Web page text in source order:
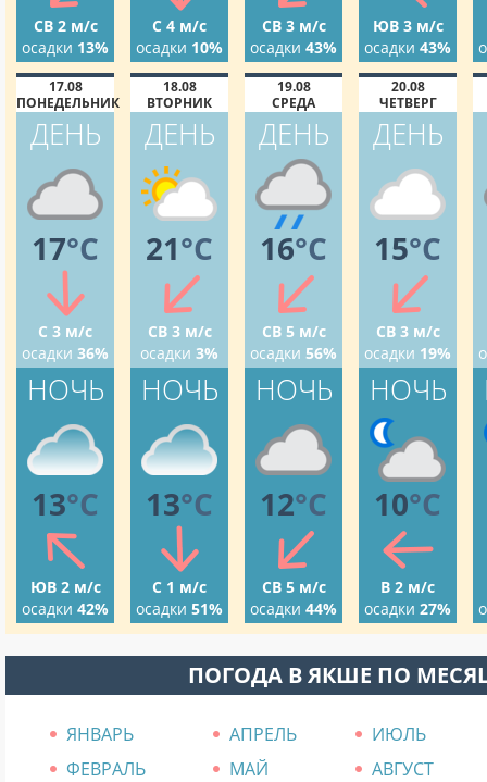
СВ 2 м/с
осадки 13%
С 4 м/с
осадки 10%
СВ 3 м/с
осадки 43%
ЮВ 3 м/с
осадки 43%
17.08
ПОНЕДЕЛЬНИК
ДЕНЬ
17°C
С 3 м/с
осадки 36%
НОЧЬ
13°C
ЮВ 2 м/с
осадки 42%
18.08
ВТОРНИК
ДЕНЬ
21°C
СВ 3 м/с
осадки 3%
НОЧЬ
13°C
С 1 м/с
осадки 51%
19.08
СРЕДА
ДЕНЬ
16°C
СВ 5 м/с
осадки 56%
НОЧЬ
12°C
СВ 5 м/с
осадки 44%
20.08
ЧЕТВЕРГ
ДЕНЬ
15°C
СВ 3 м/с
осадки 19%
НОЧЬ
10°C
В 2 м/с
осадки 27%
ПОГОДА В ЯКШЕ ПО
ЯНВАРЬ АПРЕЛЬ
ИЮЛЬ
ФЕВРАЛЬ
МАЙ
АВГУСТ